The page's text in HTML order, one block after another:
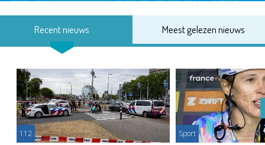
Recent nieuws Meest gelezen nieuws
112 Sport